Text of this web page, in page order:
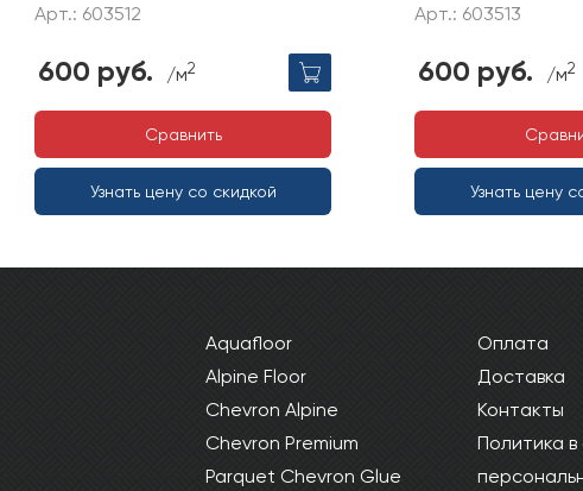
Арт.: 603512
600 руб. /м2
Сравнить
Узнать цену со скидкой
Арт.: 603513
600 руб. /м2
Узнать цену
Aquafloor
Alpine Floor
Chevron Alpine
Chevron Premium
Parquet Chevron Glue
Оплата
Доставка
Контакты
Политика